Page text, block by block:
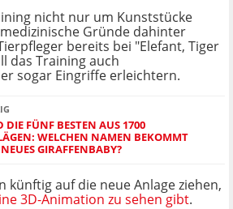
nicht nur um Kunststücke
Gründe dahinter
bereits bei "Elefant, Tiger
das Training auch
sogar Eingriffe erleichtern.
DIE FÜNF BESTEN AUS 1700
WELCHEN NAMEN BEKOMMT
GIRAFFENBABY?
künftig auf die neue Anlage ziehen,
3D-Animation zu sehen gibt.